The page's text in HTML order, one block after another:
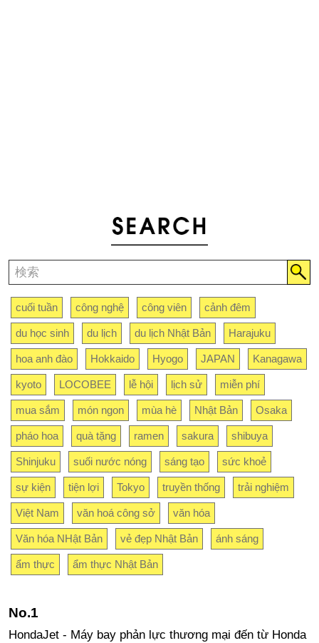
cuối tuần công nghệ công viên cảnh đêm
du học sinh du lịch du lịch Nhật Bản Harajuku
hoa anh đào Hokkaido Hyogo JAPAN Kanagawa
kyoto LOCOBEE lễ hội lịch sử miễn phí
mua sắm món ngon mùa hè Nhật Bản Osaka
pháo hoa quà tặng ramen sakura shibuya
Shinjuku suối nước nóng sáng tạo sức khoẻ
sự kiện tiện lợi Tokyo truyền thống trải nghiệm
Việt Nam văn hoá công sở văn hóa
Văn hóa NHật Bản vẻ đẹp Nhật Bản ánh sáng
ẩm thực ẩm thực Nhật Bản
HondaJet - Máy bay phản lực thương mại đến từ Honda